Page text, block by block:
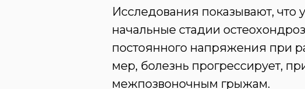
Исследования показывают, что у
начальные стадии
постоянного напряжения при
мер, болезнь прогрессирует,
межпозвоночным грыжам.